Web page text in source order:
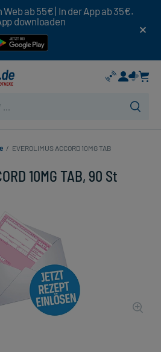
ab 55€ | In der App ab 35€.
downloaden
/ EVEROLIMUS ACCORD 10MG TAB
10MG TAB, 90 St